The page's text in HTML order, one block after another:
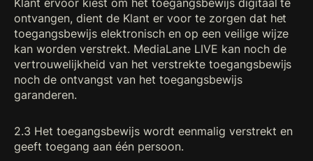
Klant ervoor kiest om het toegangsbewijs digitaal te
ontvangen, dient de Klant er voor te zorgen dat het
toegangsbewijs elektronisch en op een veilige wijze
kan worden verstrekt. MediaLane LIVE kan noch de
vertrouwelijkheid van het verstrekte toegangsbewijs
noch de ontvangst van het toegangsbewijs
garanderen.
2.3 Het toegangsbewijs wordt eenmalig verstrekt en
geeft toegang aan één persoon.